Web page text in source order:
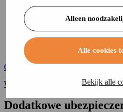
Alleen
Alle cookies
Bekijk alle
Szkody wyrządzone innym
Kradzież, jazda dla
Uszkodzenie przedniej szyby
Uszkodzenia spowodowane
żywiołowymi
Własne uszkodzenia w
Oblicz składkę
Więcej informacji
Dodatkowe